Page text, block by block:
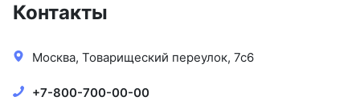
Контакты
Москва, Товарищеский переулок, 7с6
+7-800-700-00-00